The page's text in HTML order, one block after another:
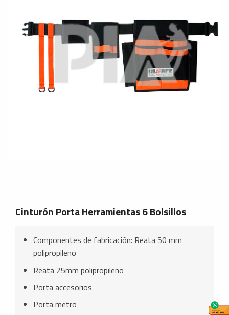
Cinturón Porta Herramientas 6 Bolsillos
Componentes de fabricación: Reata 50 mm
polipropileno
Reata 25mm polipropileno
Porta accesorios
Porta metro